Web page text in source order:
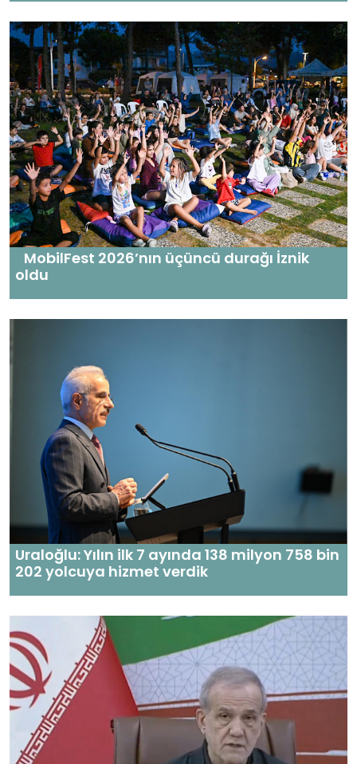
MobilFest 2026’nın üçüncü durağı İznik
oldu
Uraloğlu: Yılın ilk 7 ayında 138 milyon 758 bin
202 yolcuya hizmet verdik